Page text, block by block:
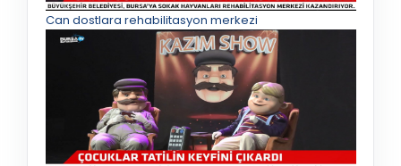
Can dostlara rehabilitasyon merkezi